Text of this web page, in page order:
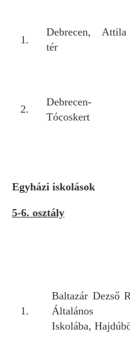
1.
Debrecen, Attila
tér
2.
Debrecen-
Tócoskert
Egyházi iskolások
5-6. osztály
1.
Baltazár Dezső
Általános
Iskolába,